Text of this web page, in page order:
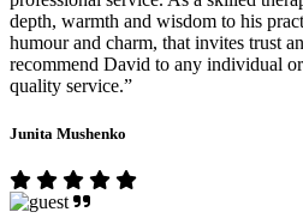
depth, warmth and wisdom to his
humour and charm, that invites trust
recommend David to any individual
quality service.”
Junita Mushenko